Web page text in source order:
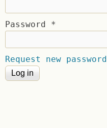
Password *
Request new password